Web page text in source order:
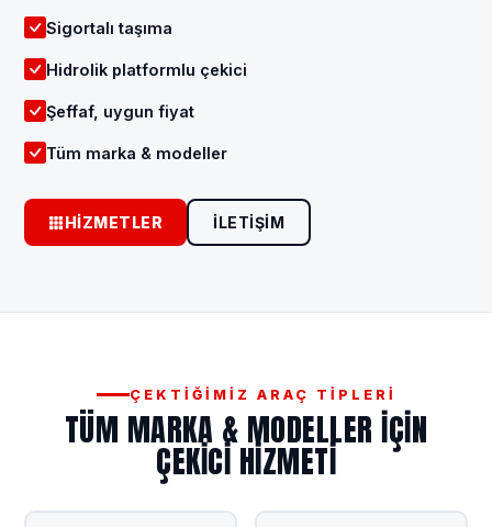
Sigortalı taşıma
Hidrolik platformlu çekici
Şeffaf, uygun fiyat
Tüm marka & modeller
HIZMETLER İLETIŞIM
ÇEKTIĞIMIZ ARAÇ TIPLERI
TÜM MARKA & MODELLER IÇIN
ÇEKICI HIZMETI